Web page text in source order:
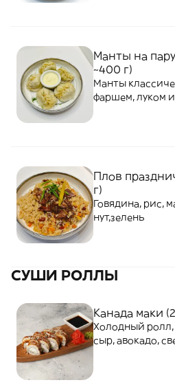
Манты на
~400 г)
Манты
фаршем, луком
Плов
г)
Говядина, рис,
нут,зелень
СУШИ РОЛЛЫ
Канада маки
Холодный
сыр, авокадо,